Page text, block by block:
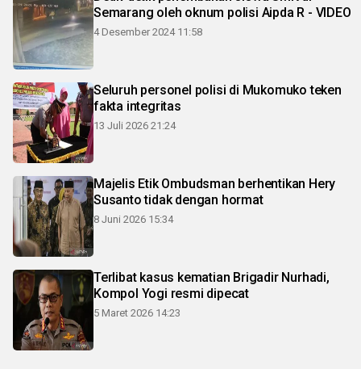
Semarang oleh oknum polisi Aipda R - VIDEO
4 Desember 2024 11:58
Seluruh personel polisi di Mukomuko teken
fakta integritas
13 Juli 2026 21:24
Majelis Etik Ombudsman berhentikan Hery
Susanto tidak dengan hormat
8 Juni 2026 15:34
Terlibat kasus kematian Brigadir Nurhadi,
Kompol Yogi resmi dipecat
5 Maret 2026 14:23